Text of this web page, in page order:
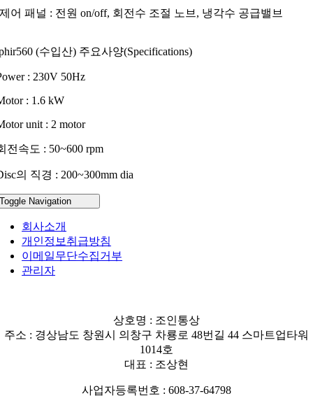
어 패널 : 전원 on/off, 회전수 조절 노브, 냉각수 공급밸브
(수입산) 주요사양(Specifications)
: 230V 50Hz
: 1.6 kW
unit : 2 motor
전속도 : 50~600 rpm
의 직경 : 200~300mm dia
Toggle Navigation
회사소개
개인정보취급방침
이메일무단수집거부
관리자
상호명 : 조인통상
주소 : 경상남도 창원시 의창구 차룡로 48번길 44 스마트업타워
1014호
대표 : 조상현
사업자등록번호 : 608-37-64798